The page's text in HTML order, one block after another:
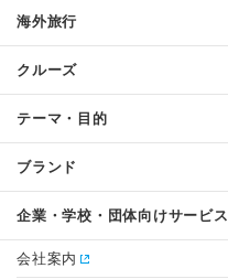
海外旅行
クルーズ
テーマ・目的
ブランド
企業・学校・団体向けサービス
会社案内